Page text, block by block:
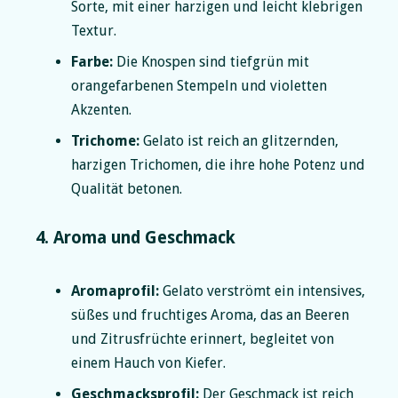
Sorte, mit einer harzigen und leicht klebrigen
Textur.
Farbe: Die Knospen sind tiefgrün mit
orangefarbenen Stempeln und violetten
Akzenten.
Trichome: Gelato ist reich an glitzernden,
harzigen Trichomen, die ihre hohe Potenz und
Qualität betonen.
4. Aroma und Geschmack
Aromaprofil: Gelato verströmt ein intensives,
süßes und fruchtiges Aroma, das an Beeren
und Zitrusfrüchte erinnert, begleitet von
einem Hauch von Kiefer.
Geschmacksprofil: Der Geschmack ist reich